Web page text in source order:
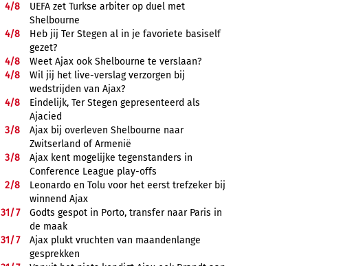
4/8
UEFA zet Turkse arbiter op duel met
Shelbourne
4/8
Heb jij Ter Stegen al in je favoriete basiself
gezet?
4/8
Weet Ajax ook Shelbourne te verslaan?
4/8
Wil jij het live-verslag verzorgen bij
wedstrijden van Ajax?
4/8
Eindelijk, Ter Stegen gepresenteerd als
Ajacied
3/8
Ajax bij overleven Shelbourne naar
Zwitserland of Armenië
3/8
Ajax kent mogelijke tegenstanders in
Conference League play-offs
2/8
Leonardo en Tolu voor het eerst trefzeker bij
winnend Ajax
31/7
Godts gespot in Porto, transfer naar Paris in
de maak
31/7
Ajax plukt vruchten van maandenlange
gesprekken